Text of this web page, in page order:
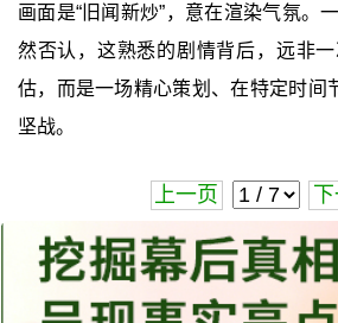
画面是“旧闻新炒”，意在渲染气氛。
然否认，这熟悉的剧情背后，远非
估，而是一场精心策划、在特定时间
坚战。
上一页